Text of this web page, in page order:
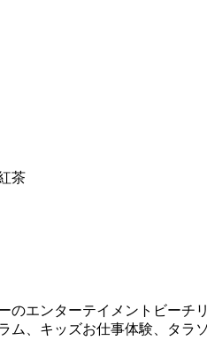
茶
エンターテイメントビー
、キッズお仕事体験、タ